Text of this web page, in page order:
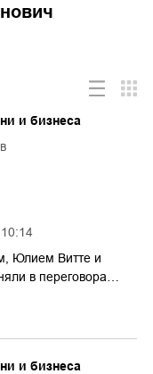
и бизнеса
Юлием Витте и
в переговора…
и бизнеса